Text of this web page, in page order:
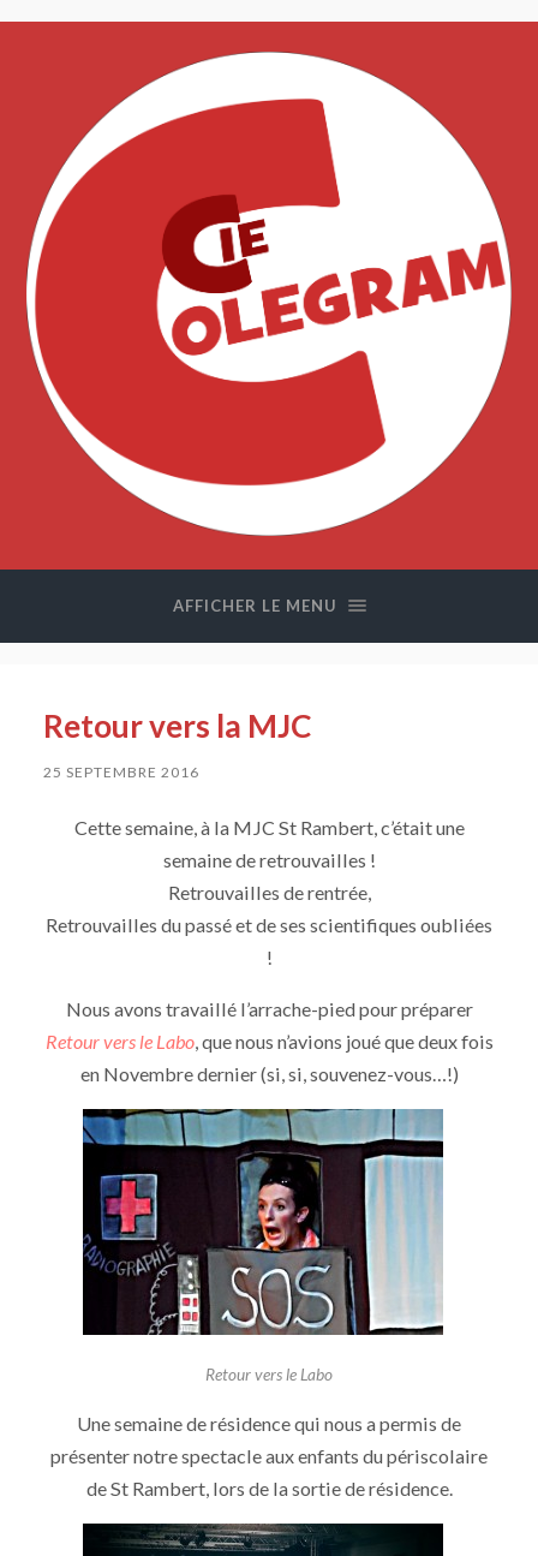
Colegram
AFFICHER LE MENU
Retour vers la MJC
25 SEPTEMBRE 2016
Cette semaine, à la MJC St Rambert, c’était une
semaine de retrouvailles !
Retrouvailles de rentrée,
Retrouvailles du passé et de ses scientifiques oubliées
!
Nous avons travaillé l’arrache-pied pour préparer
Retour vers le Labo, que nous n’avions joué que deux fois
en Novembre dernier (si, si, souvenez-vous…!)
Retour vers le Labo
Une semaine de résidence qui nous a permis de
présenter notre spectacle aux enfants du périscolaire
de St Rambert, lors de la sortie de résidence.